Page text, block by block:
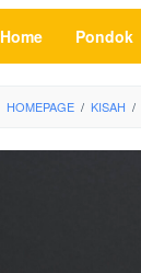
Home Pondok
HOMEPAGE / KISAH /